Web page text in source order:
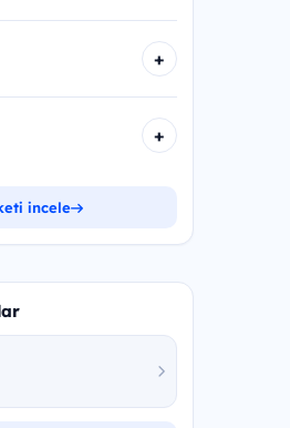
+
+
incele